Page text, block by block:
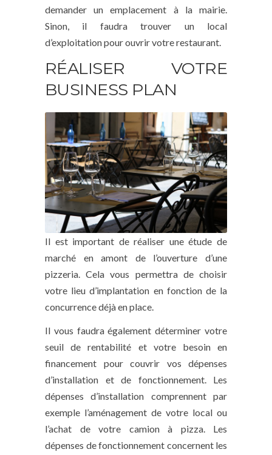
demander un emplacement à la mairie.
Sinon, il faudra trouver un local
d’exploitation pour ouvrir votre restaurant.
RÉALISER VOTRE
BUSINESS PLAN
Il est important de réaliser une étude de
marché en amont de l’ouverture d’une
pizzeria. Cela vous permettra de choisir
votre lieu d’implantation en fonction de la
concurrence déjà en place.
Il vous faudra également déterminer votre
seuil de rentabilité et votre besoin en
financement pour couvrir vos dépenses
d’installation et de fonctionnement. Les
dépenses d’installation comprennent par
exemple l’aménagement de votre local ou
l’achat de votre camion à pizza. Les
dépenses de fonctionnement concernent les